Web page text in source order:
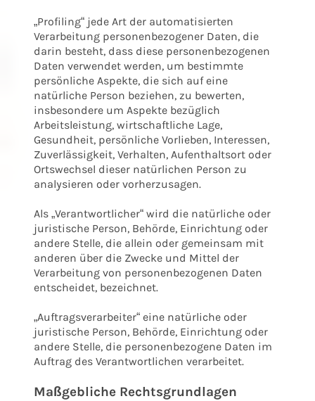
„Profiling“ jede Art der automatisierten
Verarbeitung personenbezogener Daten, die
darin besteht, dass diese personenbezogenen
Daten verwendet werden, um bestimmte
persönliche Aspekte, die sich auf eine
natürliche Person beziehen, zu bewerten,
insbesondere um Aspekte bezüglich
Arbeitsleistung, wirtschaftliche Lage,
Gesundheit, persönliche Vorlieben, Interessen,
Zuverlässigkeit, Verhalten, Aufenthaltsort oder
Ortswechsel dieser natürlichen Person zu
analysieren oder vorherzusagen.
Als „Verantwortlicher“ wird die natürliche oder
juristische Person, Behörde, Einrichtung oder
andere Stelle, die allein oder gemeinsam mit
anderen über die Zwecke und Mittel der
Verarbeitung von personenbezogenen Daten
entscheidet, bezeichnet.
„Auftragsverarbeiter“ eine natürliche oder
juristische Person, Behörde, Einrichtung oder
andere Stelle, die personenbezogene Daten im
Auftrag des Verantwortlichen verarbeitet.
Maßgebliche Rechtsgrundlagen